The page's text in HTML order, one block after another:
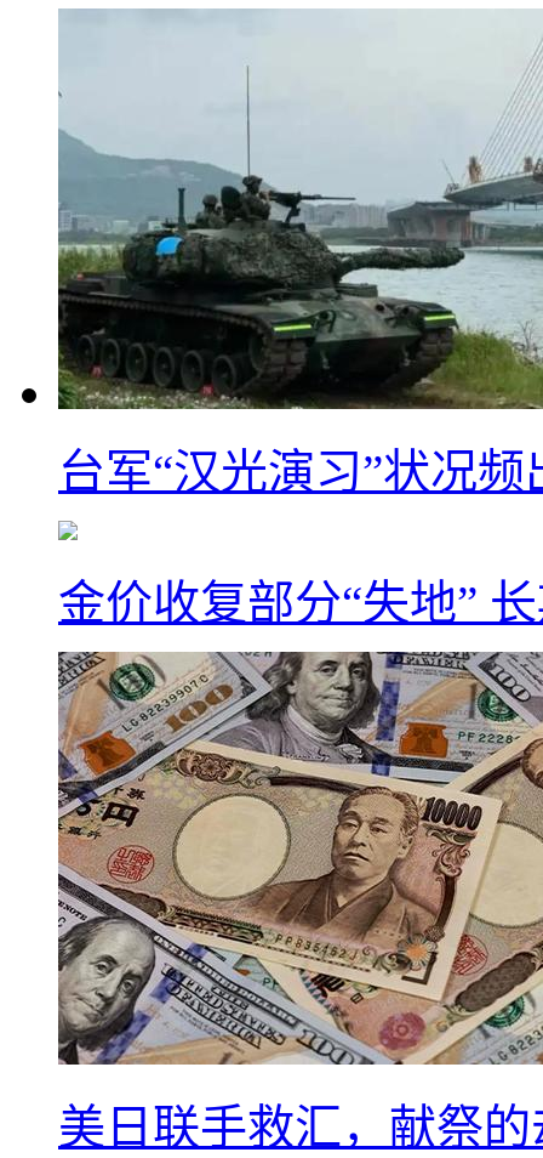
台军“汉光演习”状况
金价收复部分“失地”
美日联手救汇，献祭